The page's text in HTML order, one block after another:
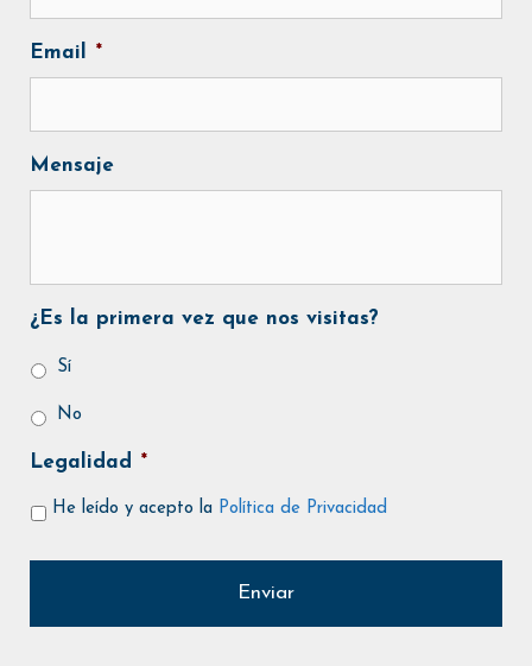
Email *
Mensaje
¿Es la primera vez que nos visitas?
Sí
No
Legalidad *
He leído y acepto la Política de Privacidad